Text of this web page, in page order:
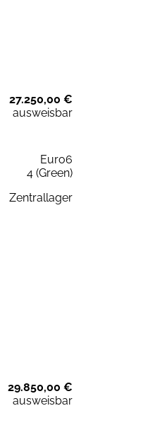
27.250,00 €
ausweisbar
Euro6
4 (Green)
Zentrallager
29.850,00 €
ausweisbar